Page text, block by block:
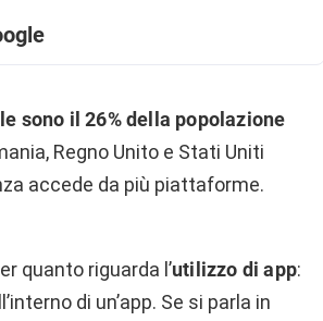
sono il 26% della popolazione
Regno Unito e Stati Uniti
accede da più piattaforme.
quanto riguarda l’utilizzo di app:
di un’app. Se si parla in